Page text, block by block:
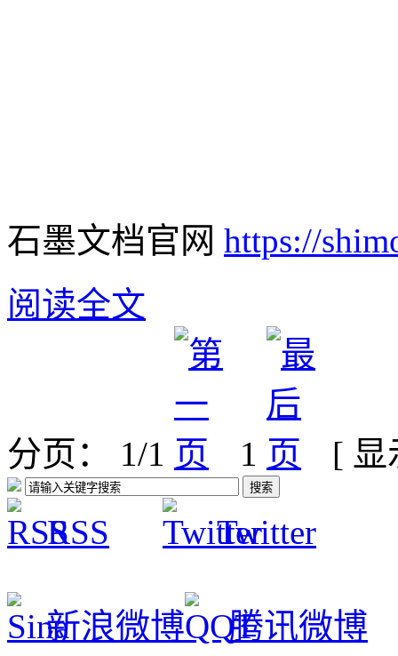
石墨文档官网 https://
阅读全文
分页： 1/1 1 [
RSS Twitter
新浪微博 腾讯微博